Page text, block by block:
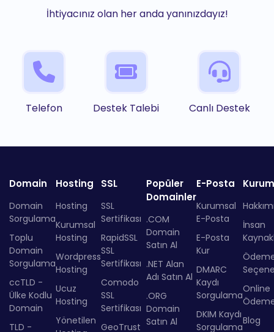
İhtiyacınız olan her anda yanınızdayız!
Telefon Destek Talebi Canlı Destek
Domain
Domain
Sorgulama
Toplu
Domain
Sorgulama
ccTLD -
Ülke Kodlu
Domain
TLD -
Hosting
Hosting
Kurumsal
Hosting
Wordpress
Hosting
Ucuz
Hosting
Yönetilen
SSL
SSL
Sertifikası
RapidSSL
SSL
Sertifikası
Comodo
SSL
Sertifikası
GeoTrust
Popüler
Domainler
.COM
Domain
Satın Al
.NET Alan
Adı Satın Al
.ORG
Domain
Satın Al
E-Posta
Kurumsal
E-Posta
E-Posta
Kur
DMARC
Kaydı
Sorgulama
DKIM Kaydı
Sorgulama
İnsan
Online
Blog